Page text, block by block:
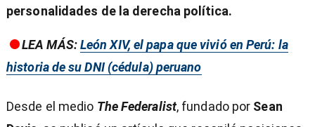
personalidades de la derecha política.
LEA MÁS:León XIV, el papa que vivió en Perú: la
historia de su DNI (cédula) peruano
Desde el medio The Federalist, fundado por Sean